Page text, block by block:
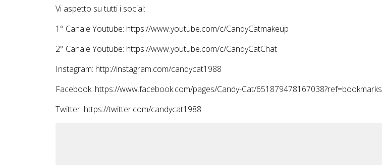
Vi aspetto su tutti i social:
1° Canale Youtube: https://www.youtube.com/c/CandyCatmakeup
2° Canale Youtube: https://www.youtube.com/c/CandyCatChat
Instagram: http://instagram.com/candycat1988
Facebook: https://www.facebook.com/pages/Candy-Cat/651879478167038?ref=bookmarks
Twitter: https://twitter.com/candycat1988